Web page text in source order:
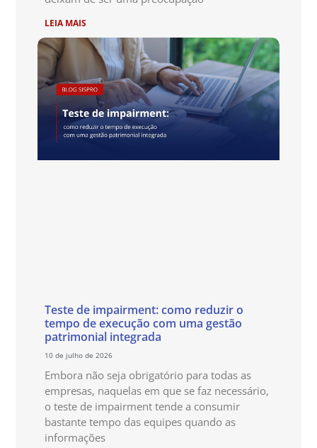
LEIA MAIS
Teste de impairment: como reduzir o
tempo de execução com uma gestão
patrimonial integrada
10 de julho de 2026
Embora não seja obrigatório para todas as
empresas, naquelas em que se faz necessário,
o teste de impairment tende a consumir
bastante tempo das equipes quando as
informações